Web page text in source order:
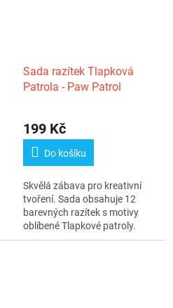
Sada razítek Tlapková
Patrola - Paw Patrol
199 Kč
Do košíku
Skvělá zábava pro kreativní
tvoření. Sada obsahuje 12
barevných razítek s motivy
oblíbené Tlapkové patroly.
Razítka...